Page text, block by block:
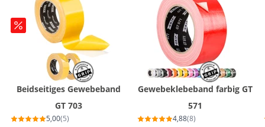
Beidseitiges Gewebeband
GT 703
5,00(5)
Gewebeklebeband farbig GT
571
4,88(8)